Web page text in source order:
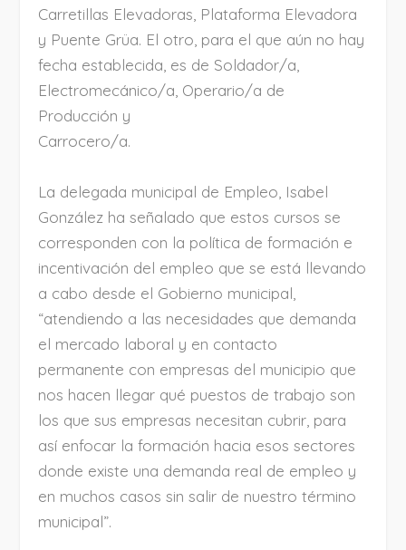
Carretillas Elevadoras, Plataforma Elevadora
y Puente Grüa. El otro, para el que aún no hay
fecha establecida, es de Soldador/a,
Electromecánico/a, Operario/a de
Producción y
Carrocero/a.
La delegada municipal de Empleo, Isabel
González ha señalado que estos cursos se
corresponden con la política de formación e
incentivación del empleo que se está llevando
a cabo desde el Gobierno municipal,
“atendiendo a las necesidades que demanda
el mercado laboral y en contacto
permanente con empresas del municipio que
nos hacen llegar qué puestos de trabajo son
los que sus empresas necesitan cubrir, para
así enfocar la formación hacia esos sectores
donde existe una demanda real de empleo y
en muchos casos sin salir de nuestro término
municipal”.